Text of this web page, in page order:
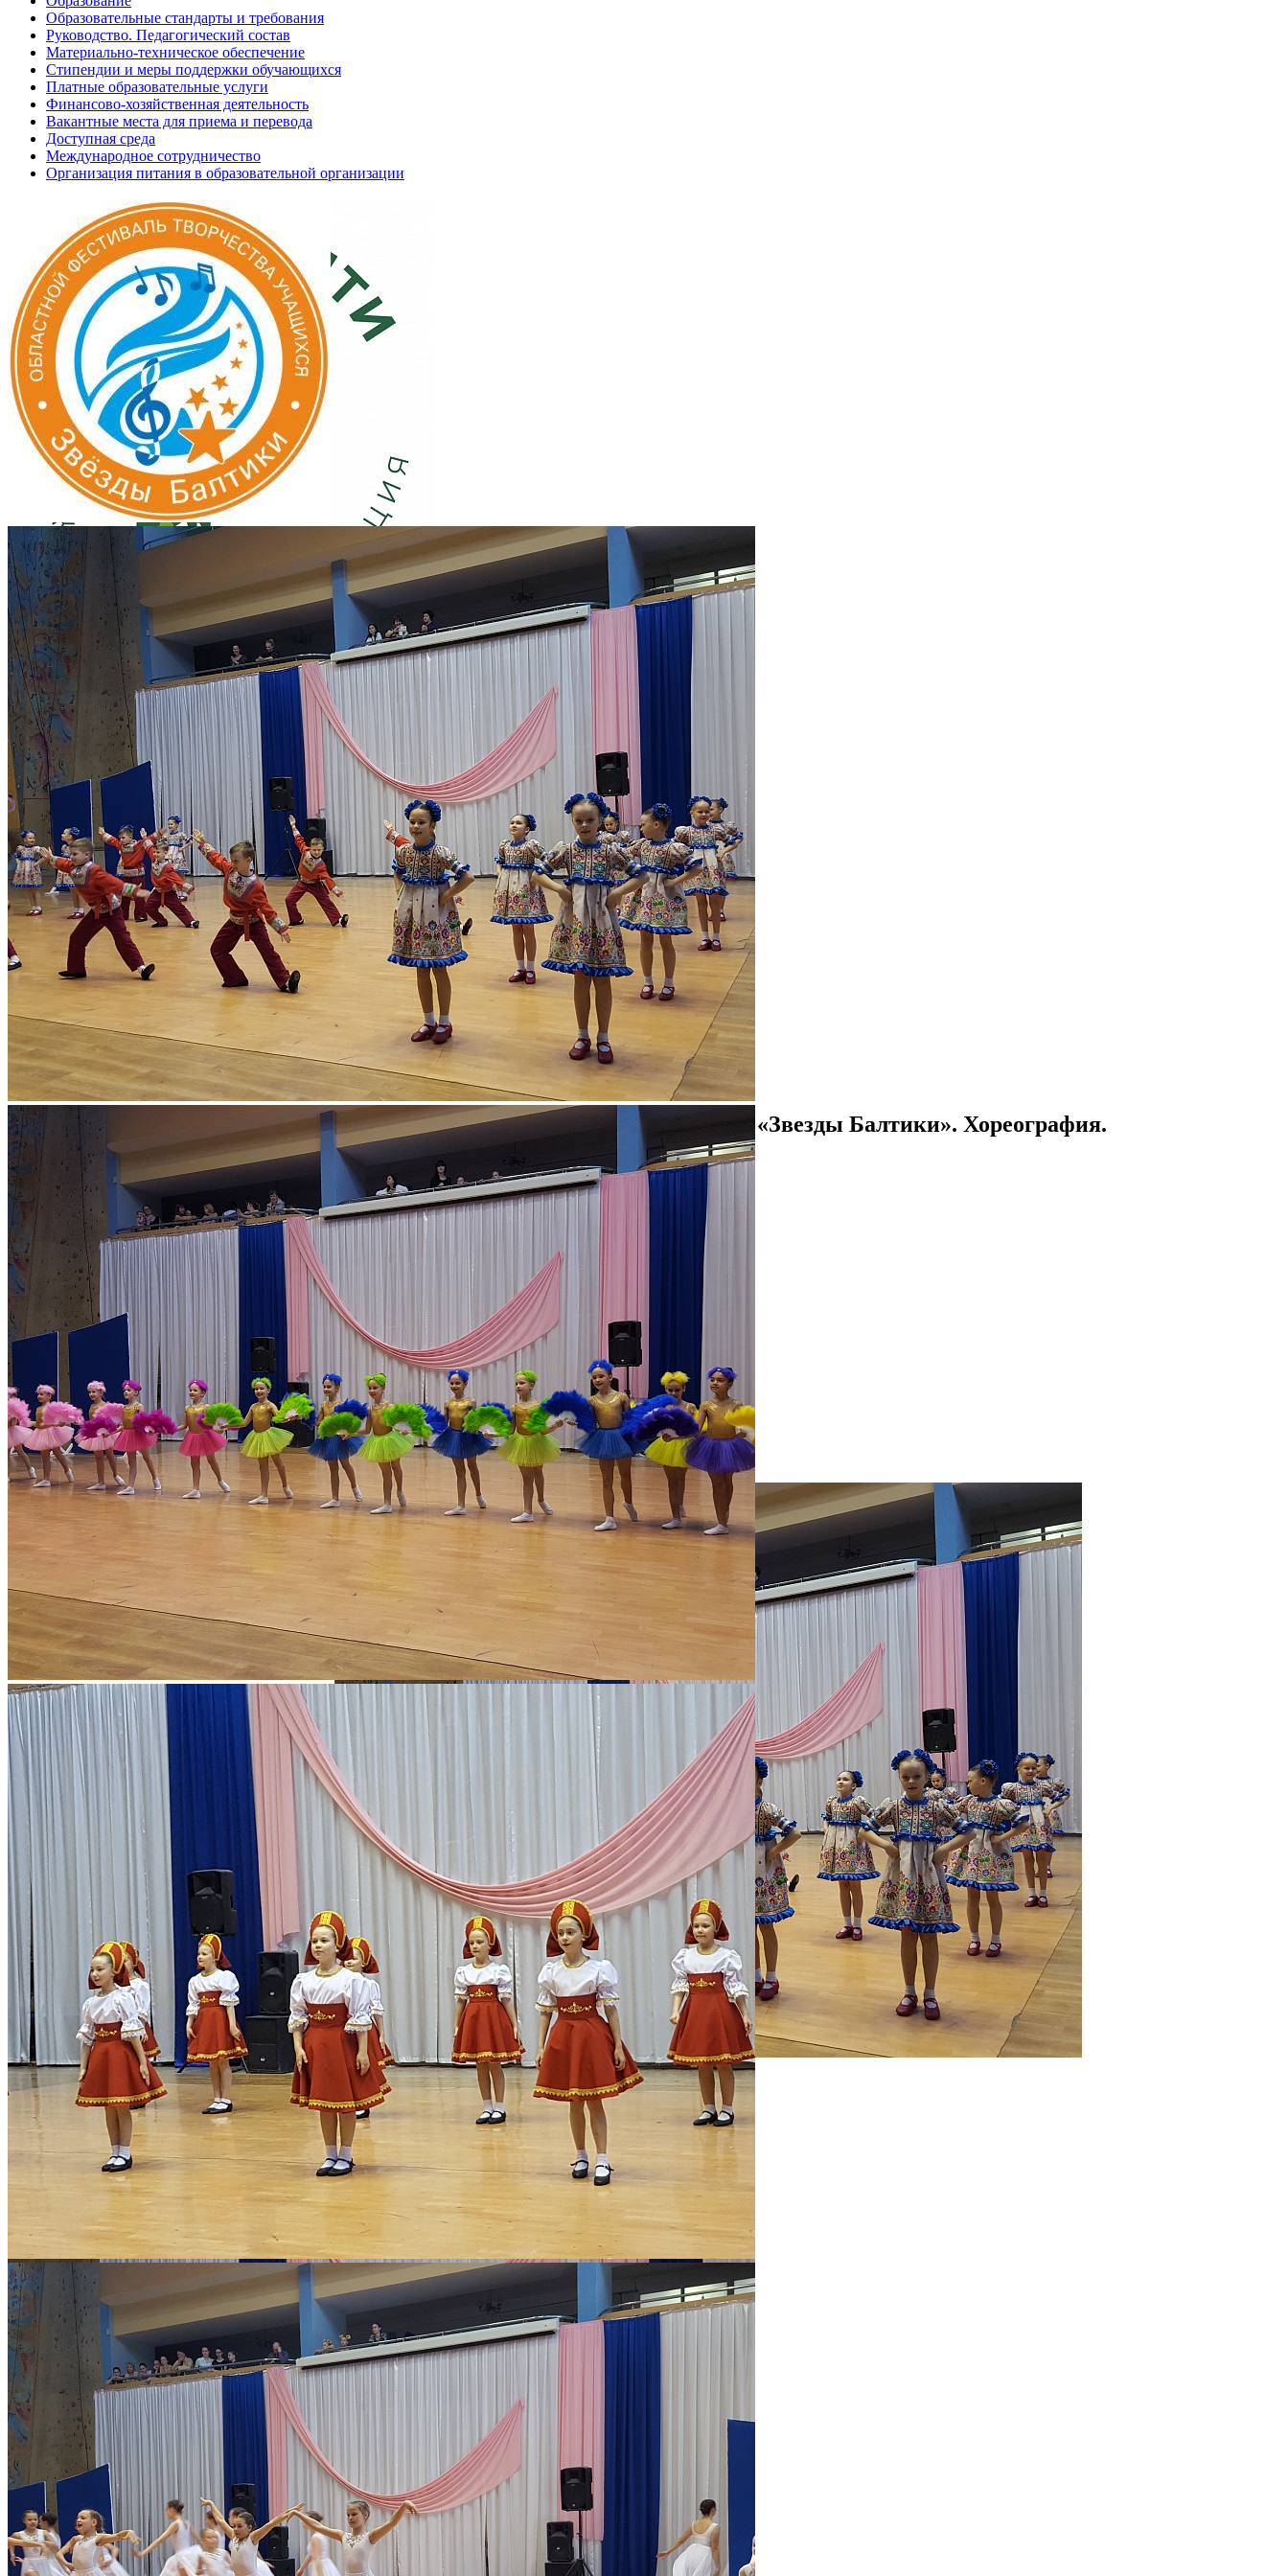
Образовательные стандарты и требования
Руководство. Педагогический состав
Материально-техническое обеспечение
Стипендии и меры поддержки обучающихся
Платные образовательные услуги
Финансово-хозяйственная деятельность
Вакантные места для приема и перевода
Доступная среда
Международное сотрудничество
Организация питания в образовательной организации
Межмуниципальный этап областного фестиваля творчества учащихся «Звезды Балтики». Хореография.